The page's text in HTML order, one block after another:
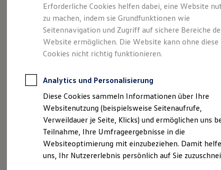
Leasing
Leasing-Angebote
Gebrauchtwagen Leasing
Junge Gebrauchtwagen-Leasing
Elektroauto Leasing
Kleinwagen-Leasing
Leasing ohne Anzahlung
Autokredit mit Schlussrate
Versicherungen und Garantien
Kfz-Versicherung
Restschuldversicherungen
Garantien
Wartungsverträge
Geschäftskunden
Professional Class bei Volkswagen
Großkunden
Behörden
Sportlich. Flexibel.
Komfortabel.
Entdecken Sie den
T‑Roc!
Erforderliche Cookies helfen dabei, eine Website
zu machen, indem sie Grundfunktionen wie
Seitennavigation und Zugriff auf sichere Bereiche
Website ermöglichen. Die Website kann ohne diese
Cookies nicht richtig funktionieren.
Analytics und Personalisierung
Diese Cookies sammeln Informationen über Ihre
Websitenutzung (beispielsweise Seitenaufrufe,
Verweildauer je Seite, Klicks) und ermöglichen uns
Teilnahme, Ihre Umfrageergebnisse in die
Websiteoptimierung mit einzubeziehen. Damit
uns, Ihr Nutzererlebnis persönlich auf Sie